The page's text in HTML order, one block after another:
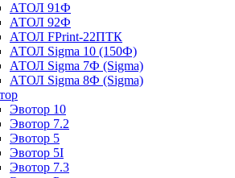
АТОЛ 91Ф
АТОЛ 92Ф
АТОЛ FPrint-22ПТК
АТОЛ Sigma 10 (150Ф)
АТОЛ Sigma 7Ф (Sigma)
АТОЛ Sigma 8Ф (Sigma)
Эвотор 10
Эвотор 7.2
Эвотор 5
Эвотор 5I
Эвотор 7.3